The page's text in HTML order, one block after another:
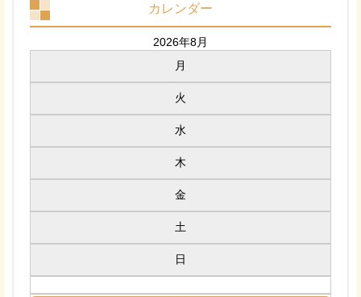
カレンダー
2026年8月
月
火
水
木
金
土
日